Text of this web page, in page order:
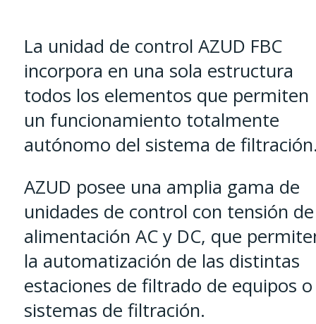
cantidad
La unidad de control AZUD FBC
incorpora en una sola estructura
todos los elementos que permiten
un funcionamiento totalmente
autónomo del sistema de
AZUD posee una amplia gama de
unidades de control con tensión de
alimentación AC y DC, que
la automatización de las distintas
estaciones de filtrado de equipos o
sistemas de filtración.